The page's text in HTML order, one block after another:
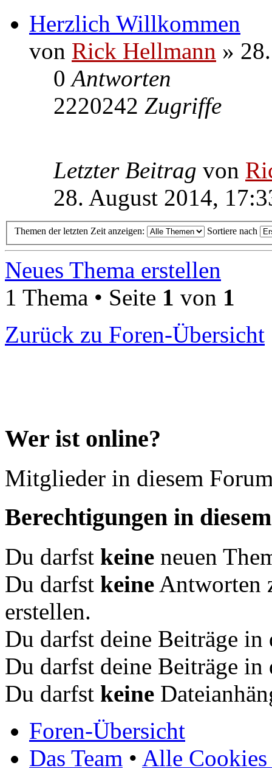
Herzlich Willkommen
von Rick Hellmann »
0Antworten
2220242 Zugriffe
Letzter Beitrag von
28. August 2014,
Themen der letzten Zeit anzeigen: Sortiere nach
Neues Thema erstellen
1 Thema • Seite 1 von 1
Zurück zu Foren-Übersicht
Wer ist online?
Mitglieder in diesem
Berechtigungen in
Du darfst keine neuen
Du darfst keine Antworten
erstellen.
Du darfst deine Beiträge
Du darfst deine Beiträge
Du darfst keine
Foren-Übersicht
Das Team • Alle Cookies